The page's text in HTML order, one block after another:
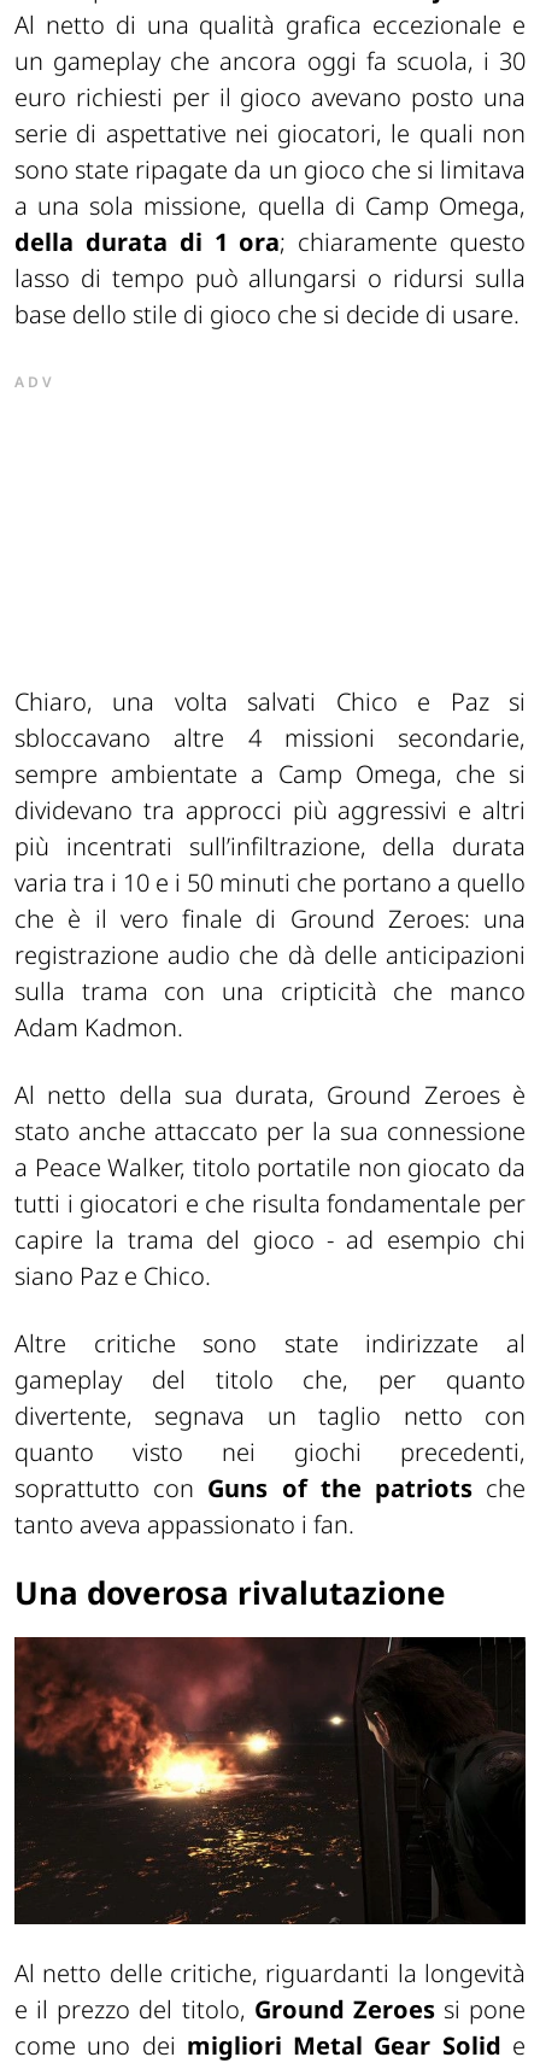
Al netto di una qualità grafica eccezionale e
un gameplay che ancora oggi fa scuola, i 30
euro richiesti per il gioco avevano posto una
serie di aspettative nei giocatori, le quali non
sono state ripagate da un gioco che si limitava
a una sola missione, quella di Camp Omega,
della durata di 1 ora; chiaramente questo
lasso di tempo può allungarsi o ridursi sulla
base dello stile di gioco che si decide di usare.
ADV
Chiaro, una volta salvati Chico e Paz si
sbloccavano altre 4 missioni secondarie,
sempre ambientate a Camp Omega, che si
dividevano tra approcci più aggressivi e altri
più incentrati sull’infiltrazione, della durata
varia tra i 10 e i 50 minuti che portano a quello
che è il vero finale di Ground Zeroes: una
registrazione audio che dà delle anticipazioni
sulla trama con una cripticità che manco
Adam Kadmon.
Al netto della sua durata, Ground Zeroes è
stato anche attaccato per la sua connessione
a Peace Walker, titolo portatile non giocato da
tutti i giocatori e che risulta fondamentale per
capire la trama del gioco - ad esempio chi
siano Paz e Chico.
Altre critiche sono state indirizzate al
gameplay del titolo che, per quanto
divertente, segnava un taglio netto con
quanto visto nei giochi precedenti,
soprattutto con Guns of the patriotsche
tanto aveva appassionato i fan.
Una doverosa rivalutazione
Al netto delle critiche, riguardanti la longevità
e il prezzo del titolo, Ground Zeroessi pone
come uno dei migliori Metal Gear Solid e